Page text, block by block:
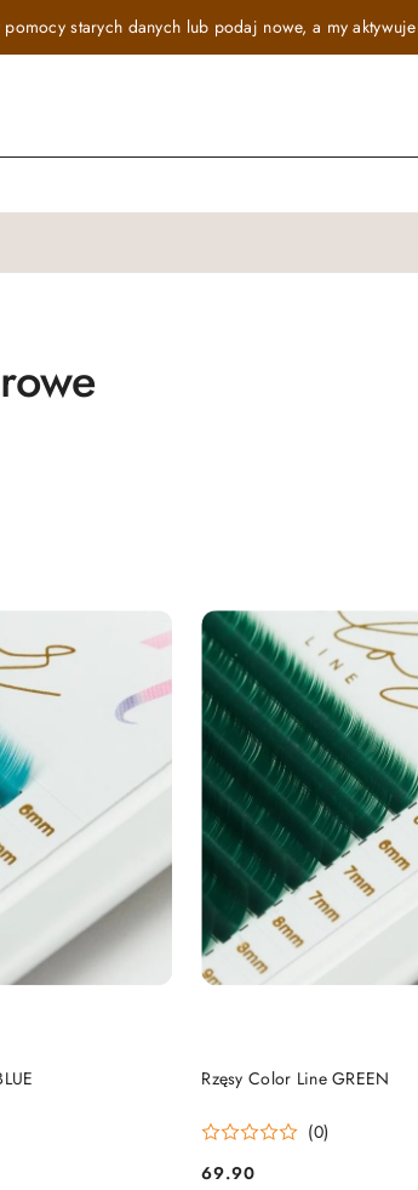
starych danych lub podaj nowe, a my
Rzęsy Color Line GREEN
(0)
69.90
DO